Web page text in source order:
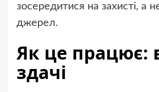
зосередитися на захисті, а
джерел.
Як це працює:
здачі